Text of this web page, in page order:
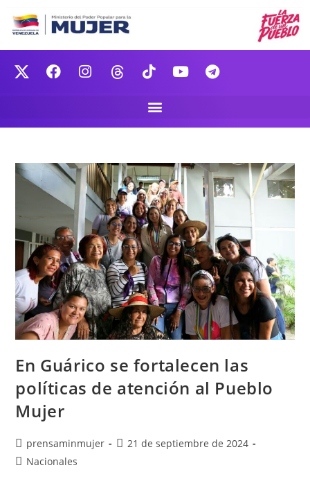
En Guárico se fortalecen las
políticas de atención al Pueblo
Mujer
prensaminmujer
21 de septiembre de 2024
Nacionales